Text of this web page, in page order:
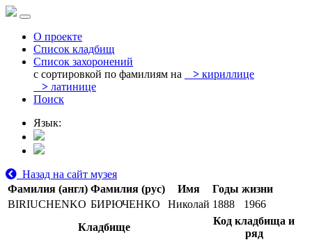
О проекте
Список кладбищ
Список захоронений
с сортировкой по фамилиям на
> кириллице
> латинице
Поиск
Язык:
Назад на сайт музея
Фамилия (англ) Фамилия (рус) Имя
Годы жизни
BIRIUCHENKO БИРЮЧЕНКО Николай 1888
1966
Кладбище
Код кладбища и
ряд